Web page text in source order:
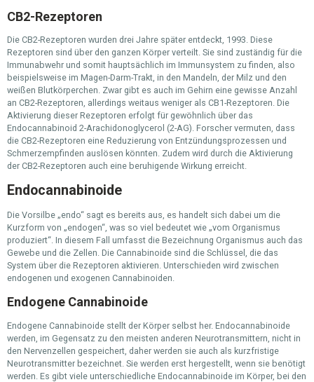
CB2-Rezeptoren
Die CB2-Rezeptoren wurden drei Jahre später entdeckt, 1993. Diese
Rezeptoren sind über den ganzen Körper verteilt. Sie sind zuständig für die
Immunabwehr und somit hauptsächlich im Immunsystem zu finden, also
beispielsweise im Magen-Darm-Trakt, in den Mandeln, der Milz und den
weißen Blutkörperchen. Zwar gibt es auch im Gehirn eine gewisse Anzahl
an CB2-Rezeptoren, allerdings weitaus weniger als CB1-Rezeptoren. Die
Aktivierung dieser Rezeptoren erfolgt für gewöhnlich über das
Endocannabinoid 2-Arachidonoglycerol (2-AG). Forscher vermuten, dass
die CB2-Rezeptoren eine Reduzierung von Entzündungsprozessen und
Schmerzempfinden auslösen könnten. Zudem wird durch die Aktivierung
der CB2-Rezeptoren auch eine beruhigende Wirkung erreicht.
Endocannabinoide
Die Vorsilbe „endo“ sagt es bereits aus, es handelt sich dabei um die
Kurzform von „endogen“, was so viel bedeutet wie „vom Organismus
produziert“. In diesem Fall umfasst die Bezeichnung Organismus auch das
Gewebe und die Zellen. Die Cannabinoide sind die Schlüssel, die das
System über die Rezeptoren aktivieren. Unterschieden wird zwischen
endogenen und exogenen Cannabinoiden.
Endogene Cannabinoide
Endogene Cannabinoide stellt der Körper selbst her. Endocannabinoide
werden, im Gegensatz zu den meisten anderen Neurotransmittern, nicht in
den Nervenzellen gespeichert, daher werden sie auch als kurzfristige
Neurotransmitter bezeichnet. Sie werden erst hergestellt, wenn sie benötigt
werden. Es gibt viele unterschiedliche Endocannabinoide im Körper, bei den